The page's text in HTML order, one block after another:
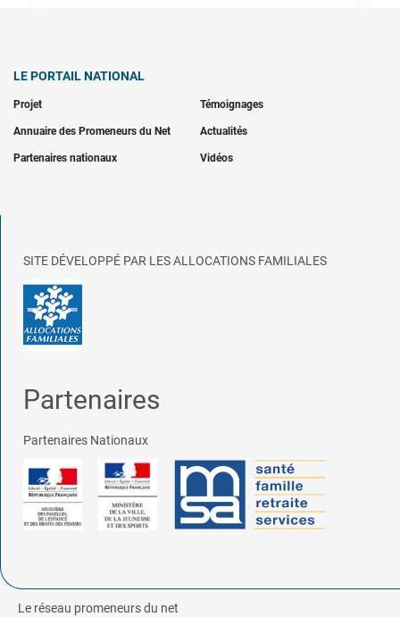
LE PORTAIL NATIONAL
Projet Témoignages
Annuaire des Promeneurs du Net Actualités
Partenaires nationaux Vidéos
SITE DÉVELOPPÉ PAR LES ALLOCATIONS FAMILIALES
Partenaires
Partenaires Nationaux
Le réseau promeneurs du net